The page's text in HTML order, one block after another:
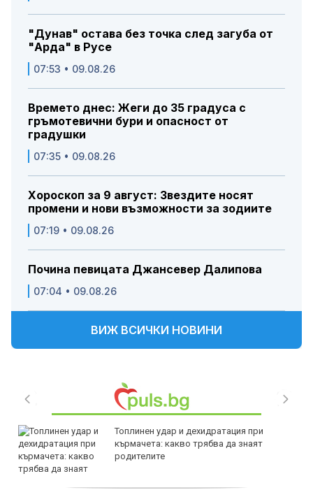
"Дунав" остава без точка след загуба от
"Арда" в Русе
07:53 • 09.08.26
Времето днес: Жеги до 35 градуса с
гръмотевични бури и опасност от
градушки
07:35 • 09.08.26
Хороскоп за 9 август: Звездите носят
промени и нови възможности за зодиите
07:19 • 09.08.26
Почина певицата Джансевер Далипова
07:04 • 09.08.26
ВИЖ ВСИЧКИ НОВИНИ
Топлинен удар и дехидратация при
кърмачета: какво трябва да знаят
родителите